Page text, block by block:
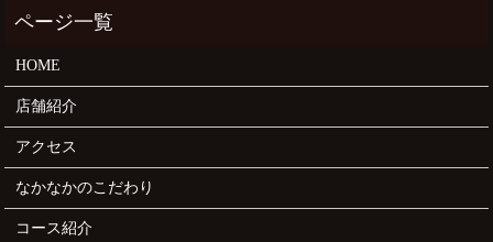
HOME
店舗紹介
アクセス
なかなかのこだわり
コース紹介